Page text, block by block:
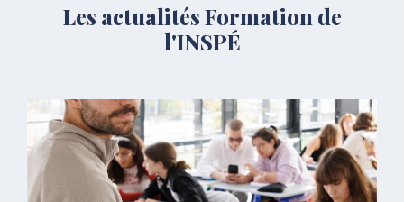
Les actualités Formation de
l'INSPÉ